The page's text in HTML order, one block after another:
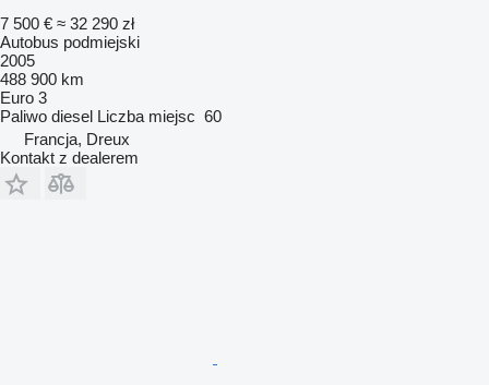
7 500 € ≈ 32 290 zł
Autobus podmiejski
2005
488 900 km
Euro 3
Paliwo diesel Liczba miejsc 60
Francja, Dreux
Kontakt z dealerem